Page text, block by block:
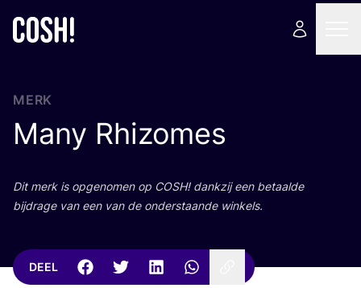
MERK
Many Rhizomes
Dit merk is opge­no­men op COSH! dank­zij een betaal­de
bij­dra­ge van een van de onder­staan­de winkels.
DEEL